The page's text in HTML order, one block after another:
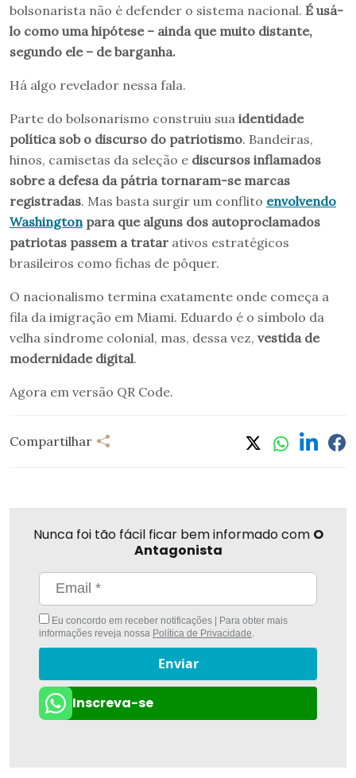
bolsonarista não é defender o sistema nacional. É usá-
lo como uma hipótese – ainda que muito distante,
segundo ele – de barganha.
Há algo revelador nessa fala.
Parte do bolsonarismo construiu sua identidade
política sob o discurso do patriotismo. Bandeiras,
hinos, camisetas da seleção e discursos inflamados
sobre a defesa da pátria tornaram-se marcas
registradas. Mas basta surgir um conflito envolvendo
Washington para que alguns dos autoproclamados
patriotas passem a tratar ativos estratégicos
brasileiros como fichas de pôquer.
O nacionalismo termina exatamente onde começa a
fila da imigração em Miami. Eduardo é o símbolo da
velha síndrome colonial, mas, dessa vez, vestida de
modernidade digital.
Agora em versão QR Code.
Compartilhar
Nunca foi tão fácil ficar bem informado com O
Antagonista
Eu concordo em receber notificações | Para obter mais
informações reveja nossa Política de Privacidade
Enviar
Inscreva-se